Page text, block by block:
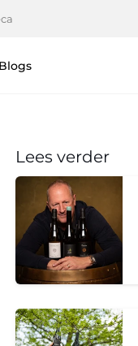
Blogs
Lees verder